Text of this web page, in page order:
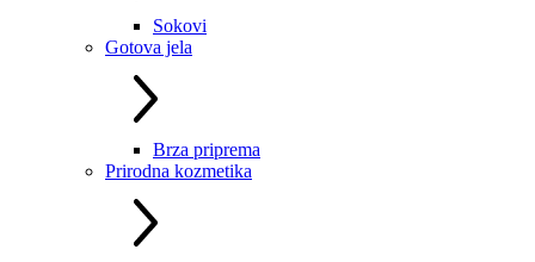
Sokovi
Gotova jela
Brza priprema
Prirodna kozmetika